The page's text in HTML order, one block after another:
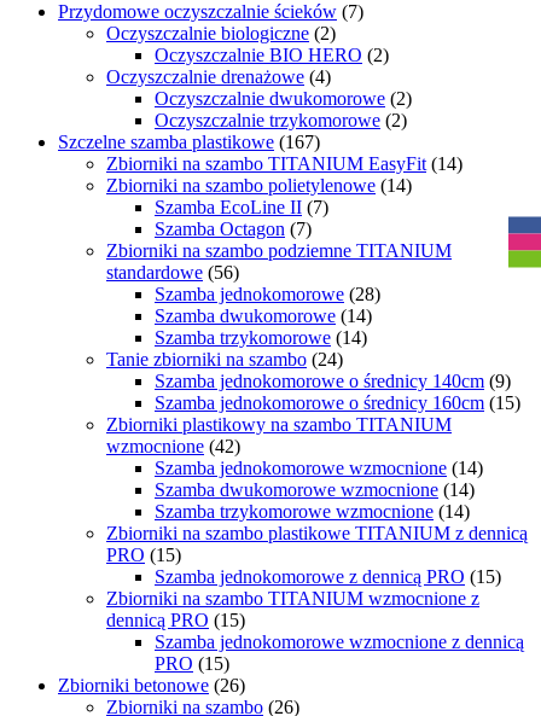
Przydomowe oczyszczalnie ścieków (7)
Oczyszczalnie biologiczne (2)
Oczyszczalnie BIO HERO (2)
Oczyszczalnie drenażowe (4)
Oczyszczalnie dwukomorowe (2)
Oczyszczalnie trzykomorowe (2)
Szczelne szamba plastikowe (167)
Zbiorniki na szambo TITANIUM EasyFit (14)
Zbiorniki na szambo polietylenowe (14)
Szamba EcoLine II (7)
Szamba Octagon (7)
Zbiorniki na szambo podziemne TITANIUM
standardowe (56)
Szamba jednokomorowe (28)
Szamba dwukomorowe (14)
Szamba trzykomorowe (14)
Tanie zbiorniki na szambo (24)
Szamba jednokomorowe o średnicy 140cm (9)
Szamba jednokomorowe o średnicy 160cm (15)
Zbiorniki plastikowy na szambo TITANIUM
wzmocnione (42)
Szamba jednokomorowe wzmocnione (14)
Szamba dwukomorowe wzmocnione (14)
Szamba trzykomorowe wzmocnione (14)
Zbiorniki na szambo plastikowe TITANIUM z dennicą
PRO (15)
Szamba jednokomorowe z dennicą PRO (15)
Zbiorniki na szambo TITANIUM wzmocnione z
dennicą PRO (15)
Szamba jednokomorowe wzmocnione z dennicą
PRO (15)
Zbiorniki betonowe (26)
Zbiorniki na szambo (26)